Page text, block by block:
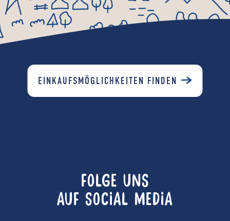
EINKAUFSMÖGLICHKEITEN FINDEN
FOLGE UNS
AUF SOCIAL MEDIA